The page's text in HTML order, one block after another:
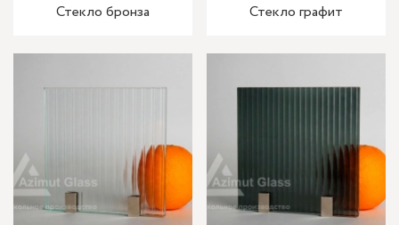
Стекло бронза Стекло графит